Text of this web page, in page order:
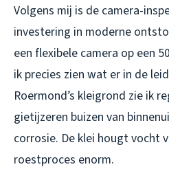
Volgens mij is de camera-
investering in moderne
een flexibele camera op een
ik precies zien wat er in de
Roermond’s kleigrond zie ik
gietijzeren buizen van
corrosie. De klei hougt vocht
roestproces enorm.